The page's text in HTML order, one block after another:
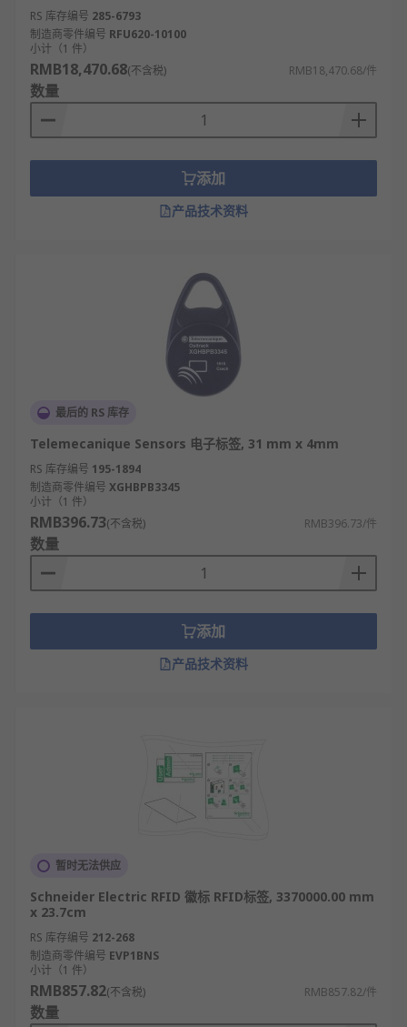
RS 库存编号 285-6793
制造商零件编号 RFU620-10100
小计（1 件）
RMB18,470.68(不含税) RMB18,470.68/件
数量
添加
产品技术资料
最后的 RS 库存
Telemecanique Sensors 电子标签, 31 mm x 4mm
RS 库存编号 195-1894
制造商零件编号 XGHBPB3345
小计（1 件）
RMB396.73(不含税) RMB396.73/件
数量
添加
产品技术资料
暂时无法供应
Schneider Electric RFID 徽标 RFID标签, 3370000.00 mm
x 23.7cm
RS 库存编号 212-268
制造商零件编号 EVP1BNS
小计（1 件）
RMB857.82(不含税) RMB857.82/件
数量